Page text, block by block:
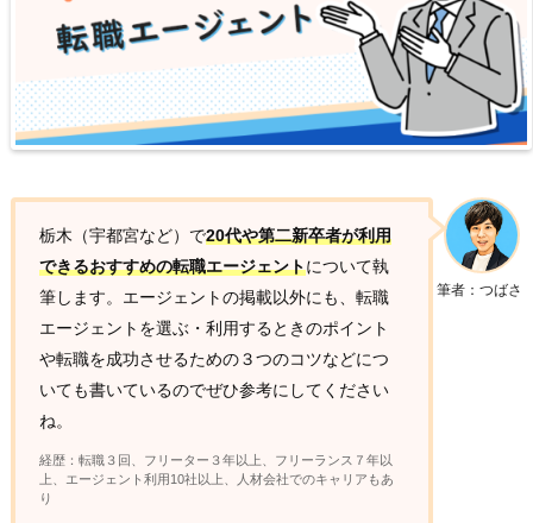
筆者：つばさ
栃木（宇都宮など）で20代や第二新卒者が利用
できるおすすめの転職エージェントについて執
筆します。エージェントの掲載以外にも、転職
エージェントを選ぶ・利用するときのポイント
や転職を成功させるための３つのコツなどにつ
いても書いているのでぜひ参考にしてください
ね。
経歴：転職３回、フリーター３年以上、フリーランス７年以
上、エージェント利用10社以上、人材会社でのキャリアもあ
り